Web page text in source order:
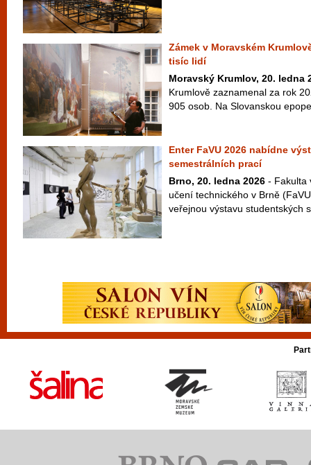
Zámek v Moravském
tisíc lidí
Moravský Krumlov, 20. ledna
Krumlově zaznamenal za rok
905 osob. Na Slovanskou
Enter FaVU 2026 nabídne
semestrálních prací
Brno, 20. ledna 2026 - Fakulta
učení technického v Brně
veřejnou výstavu studentských